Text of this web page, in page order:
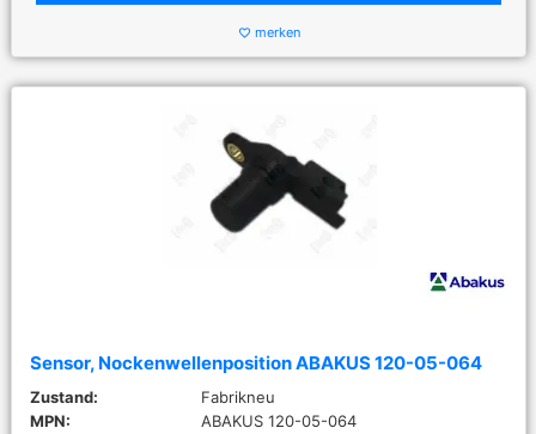
favorite_border merken
Sensor, Nockenwellenposition ABAKUS 120-05-064
Zustand:
Fabrikneu
MPN:
ABAKUS 120-05-064